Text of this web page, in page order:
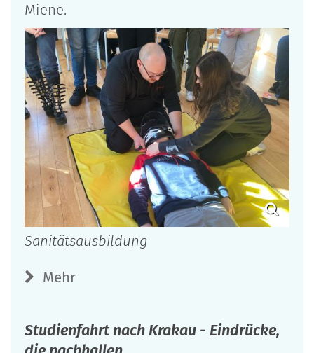
Miene.
Sanitätsausbildung
Mehr
Studienfahrt nach Krakau - Eindrücke,